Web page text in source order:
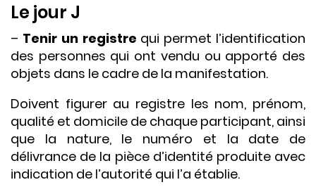
Le jour J
– Tenir un registre qui permet l’identification
des personnes qui ont vendu ou apporté des
objets dans le cadre de la manifestation.
Doivent figurer au registre les nom, prénom,
qualité et domicile de chaque participant, ainsi
que la nature, le numéro et la date de
délivrance de la pièce d’identité produite avec
indication de l’autorité qui l’a établie.